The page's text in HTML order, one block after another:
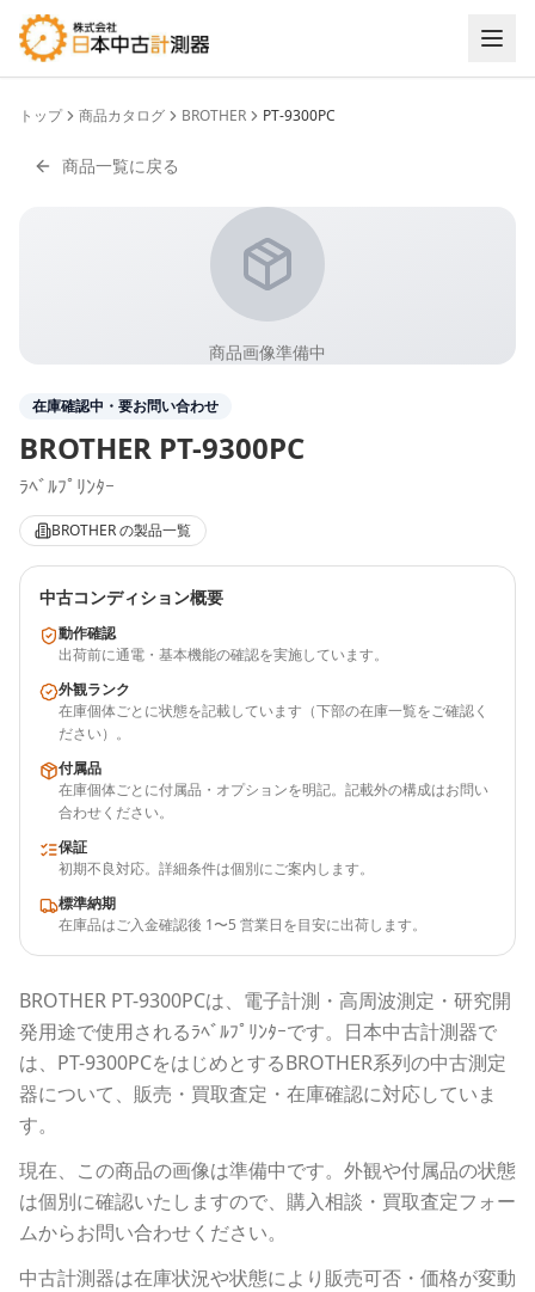
トップ 商品カタログ BROTHER PT-9300PC
商品一覧に戻る
商品画像準備中
在庫確認中・要お問い合わせ
BROTHER PT-9300PC
ﾗﾍﾞﾙﾌﾟﾘﾝﾀｰ
BROTHERの製品一覧
中古コンディション概要
動作確認
出荷前に通電・基本機能の確認を実施しています。
外観ランク
在庫個体ごとに状態を記載しています（下部の在庫一覧をご確認く
ださい）。
付属品
在庫個体ごとに付属品・オプションを明記。記載外の構成はお問い
合わせください。
保証
初期不良対応。詳細条件は個別にご案内します。
標準納期
在庫品はご入金確認後 1〜5 営業日を目安に出荷します。
BROTHER PT-9300PCは、電子計測・高周波測定・研究開
発用途で使用されるﾗﾍﾞﾙﾌﾟﾘﾝﾀｰです。 日本中古計測器で
は、 PT-9300PCをはじめとするBROTHER系列の中古測定
器について、販売・買取査定・在庫確認に対応していま
す。
現在、この商品の画像は準備中です。外観や付属品の状態
は個別に確認いたしますので、購入相談・買取査定フォー
ムからお問い合わせください。
中古計測器は在庫状況や状態により販売可否・価格が変動